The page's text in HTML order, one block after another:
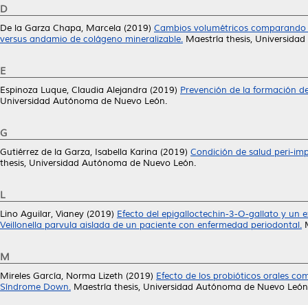
D
De la Garza Chapa, Marcela (2019) Cambios volumétricos
versus andamio de colágeno mineralizable. Maestría thesis,
E
Espinoza Luque, Claudia Alejandra (2019) Prevención de la formación
Universidad Autónoma de Nuevo León.
G
Gutiérrez de la Garza, Isabella Karina (2019) Condición de salud peri-
thesis, Universidad Autónoma de Nuevo León.
L
Lino Aguilar, Vianey (2019) Efecto del epigalloctechin-3-O-gallato y un
Veillonella parvula aislada de un paciente con enfermedad periodontal.
M
Mireles García, Norma Lizeth (2019) Efecto de los probióticos orales
Síndrome Down. Maestría thesis, Universidad Autónoma de Nuevo